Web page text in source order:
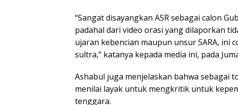
“Sangat disayangkan ASR sebagai calon
padahal dari video orasi yang dilaporkan
ujaran kebencian maupun unsur SARA, ini
sultra,” katanya kepada media ini, pada
Ashabul juga menjelaskan bahwa sebagai
menilai layak untuk mengkritik untuk
tenggara.